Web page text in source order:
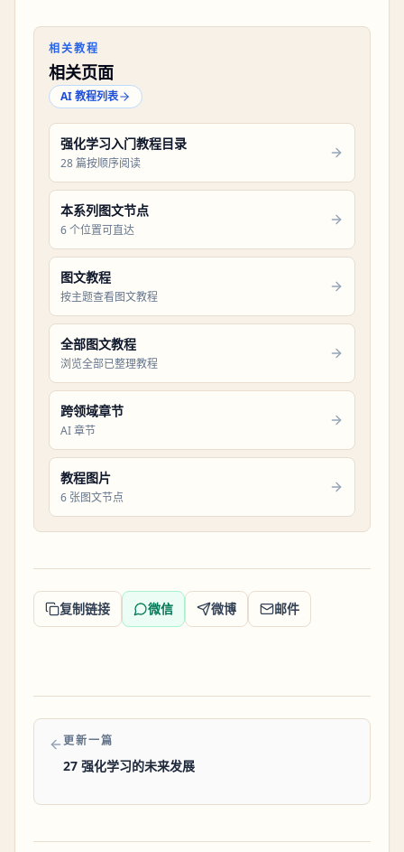
相关教程
相关页面
AI 教程列表
强化学习入门教程目录
28 篇按顺序阅读
本系列图文节点
6 个位置可直达
图文教程
按主题查看图文教程
全部图文教程
浏览全部已整理教程
跨领域章节
AI 章节
教程图片
6 张图文节点
复制链接 微信 微博 邮件
更新一篇
27 强化学习的未来发展